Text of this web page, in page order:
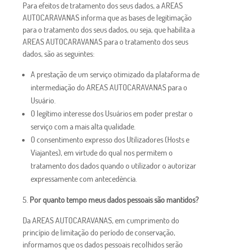
Para efeitos de tratamento dos seus dados, a AREAS
AUTOCARAVANAS informa que as bases de legitimação
para o tratamento dos seus dados, ou seja, que habilita a
AREAS AUTOCARAVANAS para o tratamento dos seus
dados, são as seguintes:
A prestação de um serviço otimizado da plataforma de
intermediação do AREAS AUTOCARAVANAS para o
Usuário.
O legítimo interesse dos Usuários em poder prestar o
serviço com a mais alta qualidade.
O consentimento expresso dos Utilizadores (Hosts e
Viajantes), em virtude do qual nos permitem o
tratamento dos dados quando o utilizador o autorizar
expressamente com antecedência.
Por quanto tempo meus dados pessoais são mantidos?
Da AREAS AUTOCARAVANAS, em cumprimento do
princípio de limitação do período de conservação,
informamos que os dados pessoais recolhidos serão